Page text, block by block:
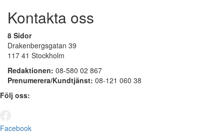
Kontakta oss
8 Sidor
Drakenbergsgatan 39
117 41 Stockholm
Redaktionen: 08-580 02 867
Prenumerera/Kundtjänst: 08-121 060 38
Följ oss:
Facebook